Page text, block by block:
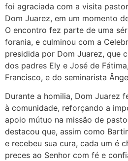
foi agraciada com a visita
Dom Juarez, em um momento
O encontro fez parte de uma
forania, e culminou com a
presidida por Dom Juarez, que
dos padres Ely e José de
Francisco, e do seminarista
Durante a homilia, Dom Juarez
à comunidade, reforçando a
apoio mútuo na missão de
destacou que, assim como
e recebeu sua cura, cada um é
preces ao Senhor com fé e